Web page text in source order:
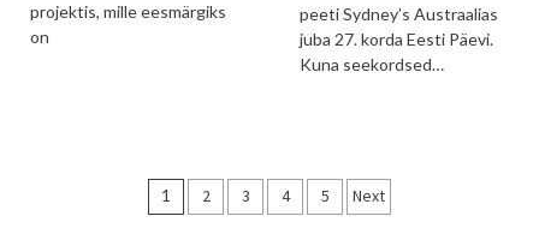
projektis, mille eesmärgiks
on
peeti Sydney’s Austraalias
juba 27. korda Eesti Päevi.
Kuna seekordsed…
Posts
1 2 3 4 5 Next